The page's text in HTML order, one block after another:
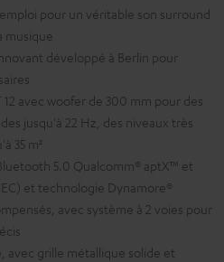
pour un véritable son surround
musique
développé à Berlin pour
12 avec woofer de 300 mm pour des
jusqu'à 22 Hz, des niveaux très
35 m²
5.0 Qualcomm® aptX™ et
et technologie Dynamore®
avec système à 2 voies pour
avec grille métallique solide et